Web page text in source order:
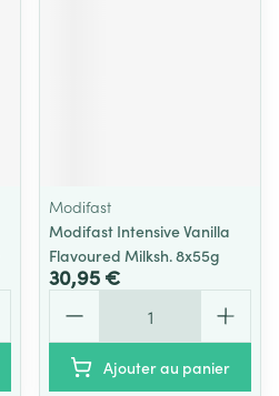
Modifast
Modifast Intensive Vanilla
Flavoured Milksh. 8x55g
30,95 €
Ajouter au panier